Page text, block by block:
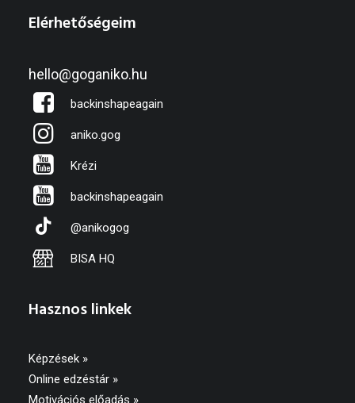
Elérhetőségeim
hello@goganiko.hu
backinshapeagain
aniko.gog
Krézi
backinshapeagain
@anikogog
BISA HQ
Hasznos linkek
Képzések »
Online edzéstár »
Motivációs előadás »